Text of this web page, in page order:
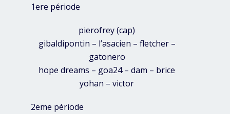
1ere période
pierofrey (cap)
gibaldipontin – l’asacien – fletcher –
gatonero
hope dreams – goa24 – dam – brice
yohan – victor
2eme période